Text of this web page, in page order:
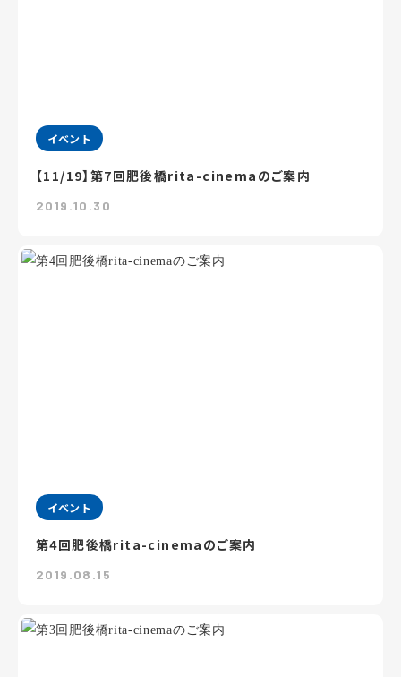
イベント
【11/19】第7回肥後橋rita-cinemaのご案内
2019.10.30
イベント
第4回肥後橋rita-cinemaのご案内
2019.08.15